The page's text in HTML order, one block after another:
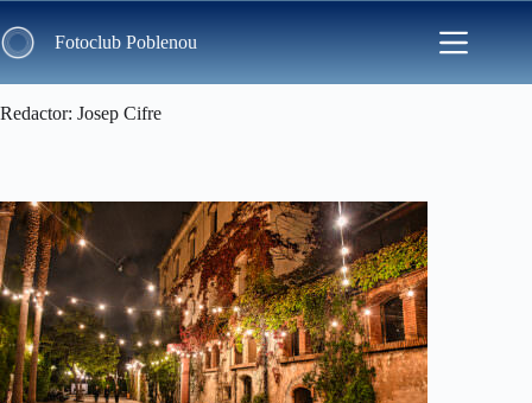
to
content Fotoclub Poblenou
Redactor Josep Cifre